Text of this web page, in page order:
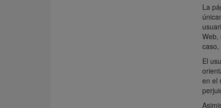
La
Web,
caso,
El
en el